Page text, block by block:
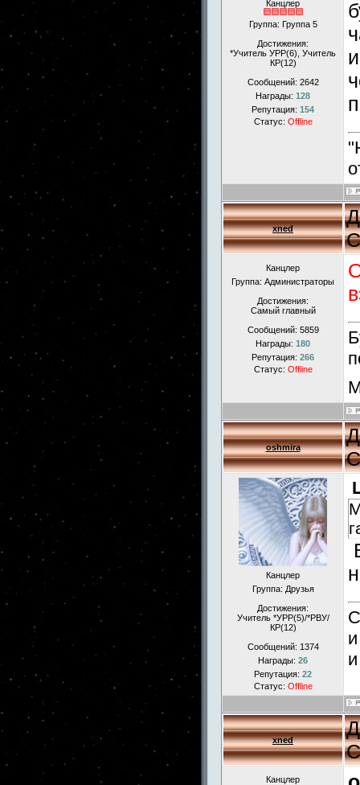
Канцлер
Группа: Группа 5
Достижения:
*Учитель УРР(6), Учитель
КР(12)
Сообщений: 2642
Награды: 128
Репутация: 154
Статус: Offline
xned
Канцлер
Группа: Администраторы
Достижения:
Самый главный
Сообщений: 5859
Награды: 180
Репутация: 266
Статус: Offline
oshmira
Канцлер
Группа: Друзья
Достижения:
Учитель *УРР(5)/*РВУ/
КР(12)
Сообщений: 1374
Награды: 26
Репутация: 22
Статус: Offline
xned
Канцлер